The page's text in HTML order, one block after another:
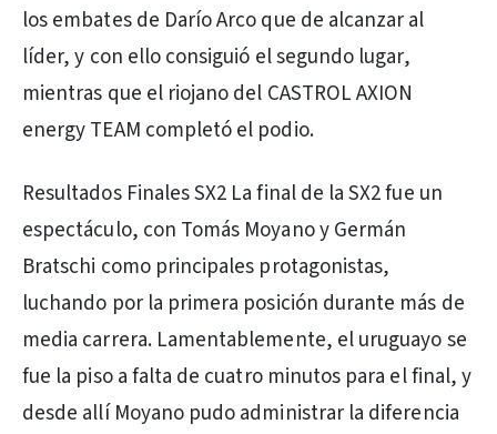
los embates de Darío Arco que de alcanzar al
líder, y con ello consiguió el segundo lugar,
mientras que el riojano del CASTROL AXION
energy TEAM completó el podio.
Resultados Finales SX2 La final de la SX2 fue un
espectáculo, con Tomás Moyano y Germán
Bratschi como principales protagonistas,
luchando por la primera posición durante más de
media carrera. Lamentablemente, el uruguayo se
fue la piso a falta de cuatro minutos para el final, y
desde allí Moyano pudo administrar la diferencia